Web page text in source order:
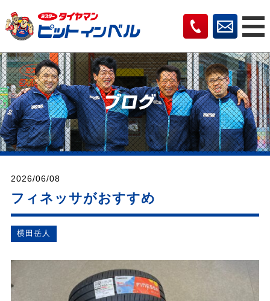
2026/06/08
フィネッサがおすすめ
横⽥岳⼈